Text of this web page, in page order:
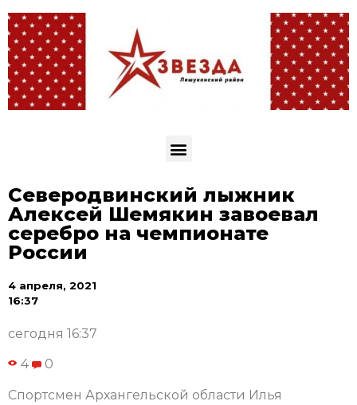
Северодвинский лыжник
Алексей Шемякин завоевал
серебро на чемпионате
России
4 апреля, 2021
16:37
сегодня 16:37
4 0
Спортсмен Архангельской области Илья